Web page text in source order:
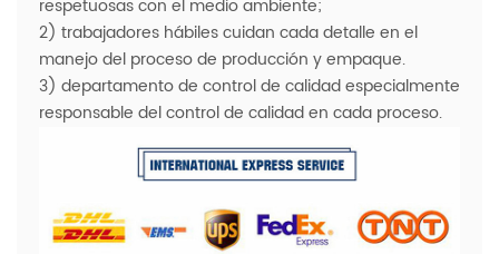
respetuosas con el medio ambiente;
2) trabajadores hábiles cuidan cada detalle en el
manejo del proceso de producción y empaque.
3) departamento de control de calidad especialmente
responsable del control de calidad en cada proceso.